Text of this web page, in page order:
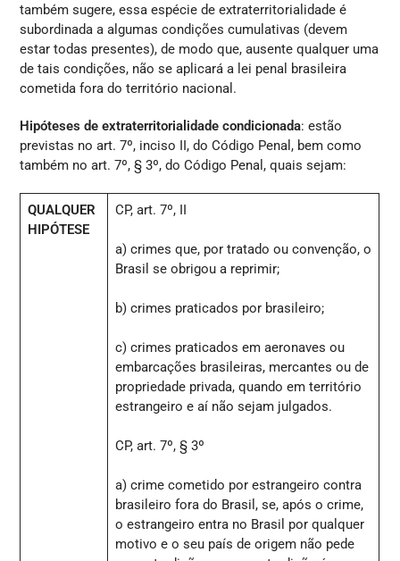
também sugere, essa espécie de extraterritorialidade é
subordinada a algumas condições cumulativas (devem
estar todas presentes), de modo que, ausente qualquer uma
de tais condições, não se aplicará a lei penal brasileira
cometida fora do território nacional.
Hipóteses de extraterritorialidade condicionada: estão
previstas no art. 7º, inciso II, do Código Penal, bem como
também no art. 7º, § 3º, do Código Penal, quais sejam:
QUALQUER
HIPÓTESE
CP, art. 7º, II
a) crimes que, por tratado ou convenção, o
Brasil se obrigou a reprimir;
b) crimes praticados por brasileiro;
c) crimes praticados em aeronaves ou
embarcações brasileiras, mercantes ou de
propriedade privada, quando em território
estrangeiro e aí não sejam julgados.
CP, art. 7º, § 3º
a) crime cometido por estrangeiro contra
brasileiro fora do Brasil, se, após o crime,
o estrangeiro entra no Brasil por qualquer
motivo e o seu país de origem não pede